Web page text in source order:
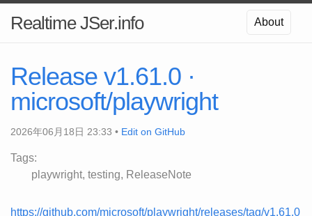
Realtime JSer.info About
Release v1.61.0 ·
microsoft/playwright
2026年06月18日 23:33 • Edit on GitHub
Tags:
playwright testing ReleaseNote
https://github.com/microsoft/playwright/releases/tag/v1.61.0